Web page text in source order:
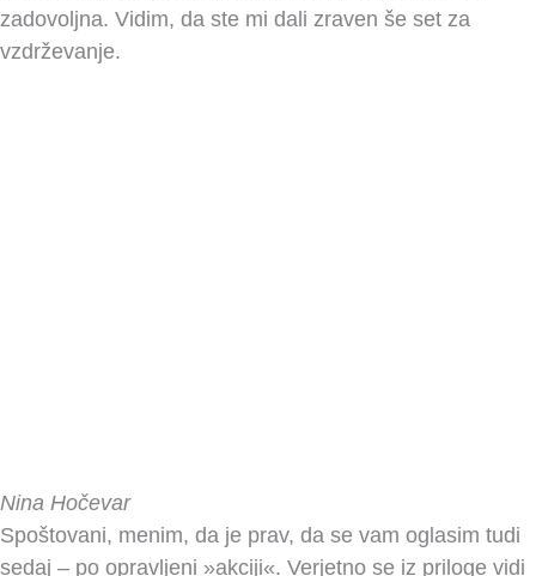
zadovoljna. Vidim, da ste mi dali zraven še set za
vzdrževanje.
Nina Hočevar
Spoštovani, menim, da je prav, da se vam oglasim tudi
sedaj – po opravljeni »akciji«. Verjetno se iz priloge vidi